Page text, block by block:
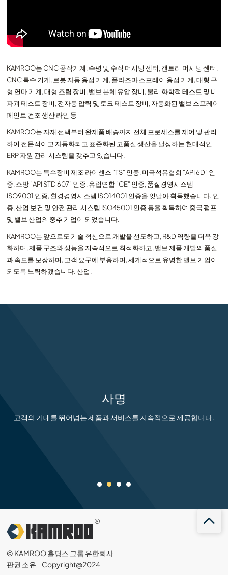
KAMROO는 CNC 공작기계, 수평 및 수직 머시닝 센터, 갠트리 머시닝 센터,
CNC 특수 기계, 로봇 자동 용접 기계, 플라즈마 스프레이 용접 기계, 대형 구
형 연마 기계, 대형 조립 장비, 밸브 본체 유압 장비, 물리 화학적 테스트 및 비
파괴 테스트 장비, 전자동 압력 및 토크 테스트 장비, 자동화된 밸브 스프레이
페인트 건조 생산 라인 등
KAMROO는 자재 선택부터 완제품 배송까지 전체 프로세스를 제어 및 관리
하여 전문적이고 자동화되고 표준화된 고품질 생산을 달성하는 현대적인
ERP 자원 관리 시스템을 갖추고 있습니다.
KAMROO는 특수장비 제조 라이센스 "TS" 인증, 미국석유협회 "API 6D" 인
증, 소방 "API STD 607" 인증, 유럽연합 "CE" 인증, 품질경영시스템
ISO9001 인증, 환경경영시스템 ISO14001 인증을 잇달아 획득했습니다. 인
증, 산업 보건 및 안전 관리 시스템 ISO45001 인증 등을 획득하여 중국 펌프
및 밸브 산업의 중추 기업이 되었습니다.
KAMROO는 앞으로도 기술 혁신으로 개발을 선도하고, R&D 역량을 더욱 강
화하며, 제품 구조와 성능을 지속적으로 최적화하고, 밸브 제품 개발의 품질
과 속도를 보장하며, 고객 요구에 부응하며, 세계적으로 유명한 밸브 기업이
되도록 노력하겠습니다. 산업.
사명
고객의 기대를 뛰어넘는 제품과 서비스를 지속적으로 제공합니다.
© KAMROO 홀딩스 그룹 유한회사
판권 소유
Copyright@2024